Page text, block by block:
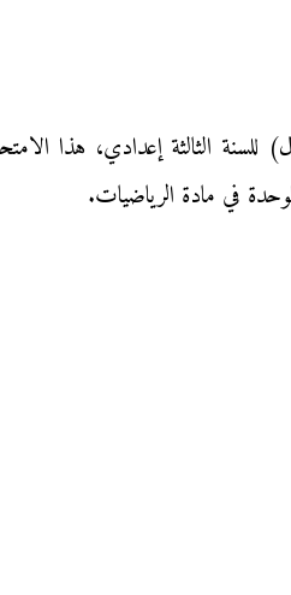
أفورار (نيابة أزيلال) للسنة الثالثة
في مادة الرياضيات.